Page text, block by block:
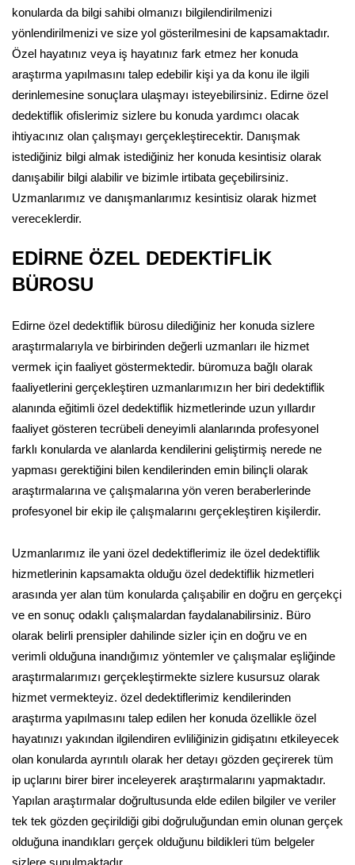
konularda da bilgi sahibi olmanızı bilgilendirilmenizi
yönlendirilmenizi ve size yol gösterilmesini de kapsamaktadır.
Özel hayatınız veya iş hayatınız fark etmez her konuda
araştırma yapılmasını talep edebilir kişi ya da konu ile ilgili
derinlemesine sonuçlara ulaşmayı isteyebilirsiniz. Edirne özel
dedektiflik ofislerimiz sizlere bu konuda yardımcı olacak
ihtiyacınız olan çalışmayı gerçekleştirecektir. Danışmak
istediğiniz bilgi almak istediğiniz her konuda kesintisiz olarak
danışabilir bilgi alabilir ve bizimle irtibata geçebilirsiniz.
Uzmanlarımız ve danışmanlarımız kesintisiz olarak hizmet
vereceklerdir.
EDİRNE ÖZEL DEDEKTİFLİK
BÜROSU
Edirne özel dedektiflik bürosu dilediğiniz her konuda sizlere
araştırmalarıyla ve birbirinden değerli uzmanları ile hizmet
vermek için faaliyet göstermektedir. büromuza bağlı olarak
faaliyetlerini gerçekleştiren uzmanlarımızın her biri dedektiflik
alanında eğitimli özel dedektiflik hizmetlerinde uzun yıllardır
faaliyet gösteren tecrübeli deneyimli alanlarında profesyonel
farklı konularda ve alanlarda kendilerini geliştirmiş nerede ne
yapması gerektiğini bilen kendilerinden emin bilinçli olarak
araştırmalarına ve çalışmalarına yön veren beraberlerinde
profesyonel bir ekip ile çalışmalarını gerçekleştiren kişilerdir.
Uzmanlarımız ile yani özel dedektiflerimiz ile özel dedektiflik
hizmetlerinin kapsamakta olduğu özel dedektiflik hizmetleri
arasında yer alan tüm konularda çalışabilir en doğru en gerçekçi
ve en sonuç odaklı çalışmalardan faydalanabilirsiniz. Büro
olarak belirli prensipler dahilinde sizler için en doğru ve en
verimli olduğuna inandığımız yöntemler ve çalışmalar eşliğinde
araştırmalarımızı gerçekleştirmekte sizlere kusursuz olarak
hizmet vermekteyiz. özel dedektiflerimiz kendilerinden
araştırma yapılmasını talep edilen her konuda özellikle özel
hayatınızı yakından ilgilendiren evliliğinizin gidişatını etkileyecek
olan konularda ayrıntılı olarak her detayı gözden geçirerek tüm
ip uçlarını birer birer inceleyerek araştırmalarını yapmaktadır.
Yapılan araştırmalar doğrultusunda elde edilen bilgiler ve veriler
tek tek gözden geçirildiği gibi doğruluğundan emin olunan gerçek
olduğuna inandıkları gerçek olduğunu bildikleri tüm belgeler